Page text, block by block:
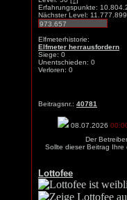
Erfahrungspunkte:
Nächster Level: 11.777.899
Elfmeterhistorie:
Elfmeter herrausfordern
Siege: 0
Unentschieden: 0
Verloren: 0
Beitragsnr.: 40781
08.07.2026
Der
Sollte dieser Beitrag
Lottofee